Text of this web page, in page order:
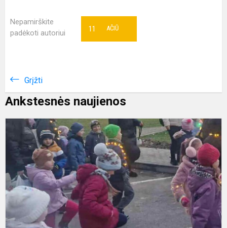
Nepamirškite
padėkoti autoriui
AČIŪ
11
Grįžti
Ankstesnės naujienos